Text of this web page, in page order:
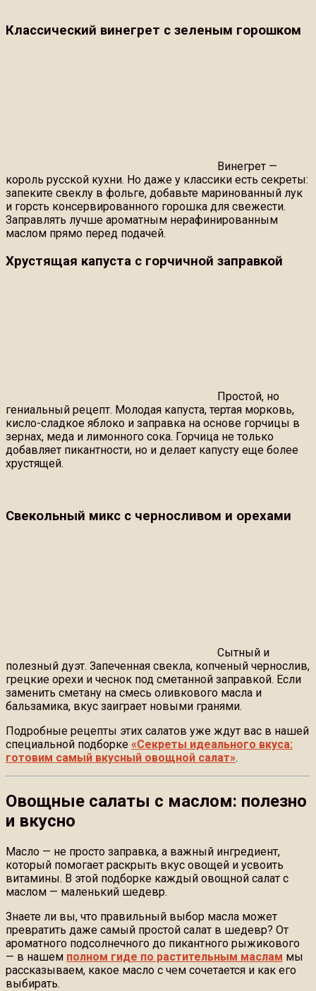
Классический винегрет с зеленым горошком
Винегрет —
король русской кухни. Но даже у классики есть секреты:
запеките свеклу в фольге, добавьте маринованный лук
и горсть консервированного горошка для свежести.
Заправлять лучше ароматным нерафинированным
маслом прямо перед подачей.
Хрустящая капуста с горчичной заправкой
Простой, но
гениальный рецепт. Молодая капуста, тертая морковь,
кисло-сладкое яблоко и заправка на основе горчицы в
зернах, меда и лимонного сока. Горчица не только
добавляет пикантности, но и делает капусту еще более
хрустящей.
Свекольный микс с черносливом и орехами
Сытный и
полезный дуэт. Запеченная свекла, копченый чернослив,
грецкие орехи и чеснок под сметанной заправкой. Если
заменить сметану на смесь оливкового масла и
бальзамика, вкус заиграет новыми гранями.
Подробные рецепты этих салатов уже ждут вас в нашей
специальной подборке «Секреты идеального вкуса:
готовим самый вкусный овощной салат».
Овощные салаты с маслом: полезно
и вкусно
Масло — не просто заправка, а важный ингредиент,
который помогает раскрыть вкус овощей и усвоить
витамины. В этой подборке каждый овощной салат с
маслом — маленький шедевр.
Знаете ли вы, что правильный выбор масла может
превратить даже самый простой салат в шедевр? От
ароматного подсолнечного до пикантного рыжикового
— в нашем полном гиде по растительным маслам мы
рассказываем, какое масло с чем сочетается и как его
выбирать.